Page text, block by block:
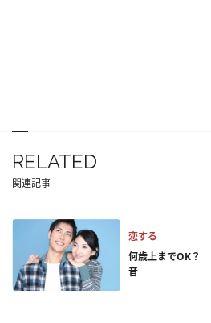
RELATED
関連記事
恋する
何歳上までOK？
音